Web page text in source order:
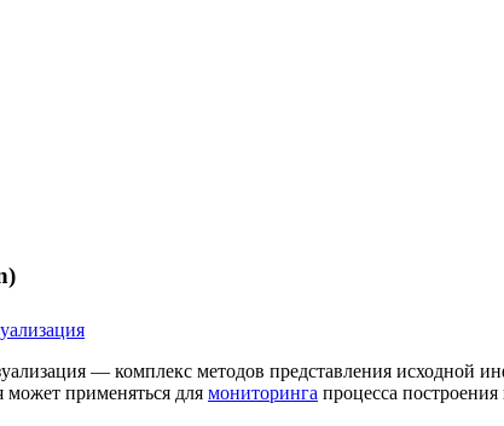
— комплекс методов представления исходной
может применяться для мониторинга процесса